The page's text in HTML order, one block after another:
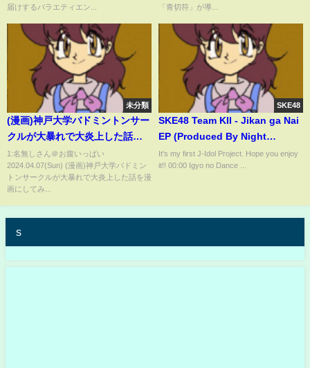
届けするバラエティエン...
「青切符」が導...
未分類
(漫画)神戸大学バドミントンサー
クルが大暴れで大炎上した話を
漫画にしてみた(マンガで分かる)
1:名無しさん＠お腹いっぱい
2024.04.07(Sun) (漫画)神戸大学バドミン
トンサークルが大暴れで大炎上した話を漫
画にしてみ...
SKE48
SKE48 Team KII - Jikan ga Nai
EP (Produced By Night
Tempo)
It's my first J-Idol Project. Hope you enjoy
it!! 00:00 Igyo no Dance ...
s